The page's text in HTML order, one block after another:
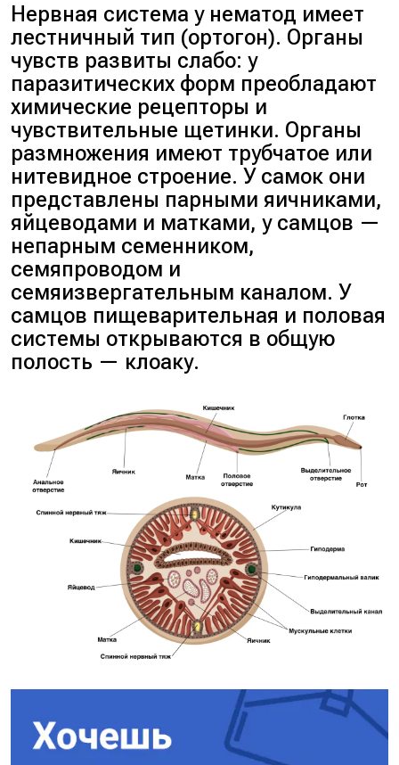
Нервная система у нематод имеет
лестничный тип (ортогон). Органы
чувств развиты слабо: у
паразитических форм преобладают
химические рецепторы и
чувствительные щетинки. Органы
размножения имеют трубчатое или
нитевидное строение. У самок они
представлены парными яичниками,
яйцеводами и матками, у самцов —
непарным семенником,
семяпроводом и
семяизвергательным каналом. У
самцов пищеварительная и половая
системы открываются в общую
полость — клоаку.